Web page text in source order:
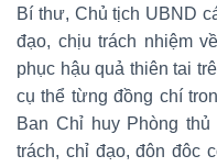
Bí thư, Chủ tịch UBND
đạo, chịu trách nhiệm
phục hậu quả thiên tai
cụ thể từng đồng chí
Ban Chỉ huy Phòng
trách, chỉ đạo, đôn đôc